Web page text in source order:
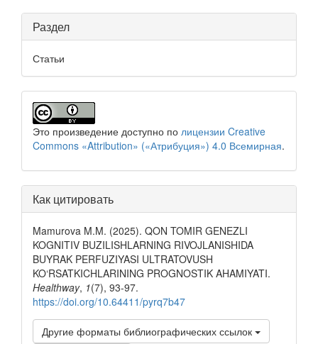
Раздел
Статьи
Это произведение доступно по лицензии Creative
Commons «Attribution» («Атрибуция») 4.0 Всемирная.
Как цитировать
Mamurova M.M. (2025). QON TOMIR GENEZLI
KOGNITIV BUZILISHLARNING RIVOJLANISHIDA
BUYRAK PERFUZIYASI ULTRATOVUSH
KO‘RSATKICHLARINING PROGNOSTIK AHAMIYATI.
Healthway, 1(7), 93-97.
https://doi.org/10.64411/pyrq7b47
Другие форматы библиографических ссылок